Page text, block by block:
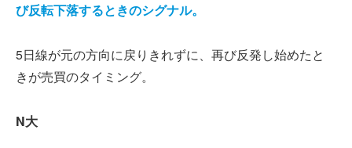
び反転下落するときのシグナル。
5日線が元の方向に戻りきれずに、再び反発し始めたと
きが売買のタイミング。
N大